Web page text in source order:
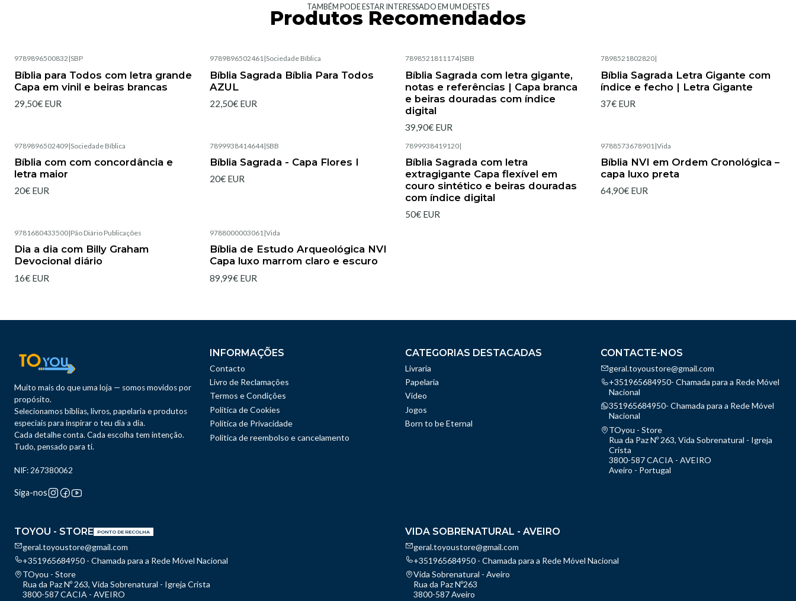
TAMBÉM PODE ESTAR INTERESSADO EM UM DESTES
Produtos Recomendados
9789896500832 |SBP
Bíblia para Todos com letra grande
Capa em vinil e beiras brancas
29,50€ EUR
9789896502461|Sociedade Bíblica
Bíblia Sagrada Bíblia Para Todos
AZUL
22,50€ EUR
7898521811174|SBB
Bíblia Sagrada com letra gigante,
notas e referências | Capa branca
e beiras douradas com índice
digital
39,90€ EUR
7898521802820|
Bíblia Sagrada Letra Gigante com
índice e fecho | Letra Gigante
37€ EUR
9789896502409|Sociedade Bíblica
Bíblia com com concordância e
letra maior
20€ EUR
7899938414644|SBB
Bíblia Sagrada - Capa Flores I
20€ EUR
7899938419120|
Bíblia Sagrada com letra
extragigante Capa flexível em
couro sintético e beiras douradas
com índice digital
50€ EUR
9788573678901 |Vida
Bíblia NVI em Ordem Cronológica –
capa luxo preta
64,90€ EUR
9781680433500|Pão Diário Publicações
Dia a dia com Billy Graham
Devocional diário
16€ EUR
9788000003061|Vida
Bíblia de Estudo Arqueológica NVI
Capa luxo marrom claro e escuro
89,99€ EUR
Muito mais do que uma loja — somos movidos por
propósito.
Selecionamos bíblias, livros, papelaria e produtos
especiais para inspirar o teu dia a dia.
Cada detalhe conta. Cada escolha tem intenção.
Tudo, pensado para ti.
NIF: 267380062
Siga-nos
INFORMAÇÕES
Contacto
Livro de Reclamações
Termos e Condições
Política de Cookies
Política de Privacidade
Politica de reembolso e cancelamento
CATEGORIAS DESTACADAS
Livraria
Papelaria
Vídeo
Jogos
Born to be Eternal
CONTACTE-NOS
geral.toyoustore@gmail.com
+351965684950- Chamada para a Rede Móvel
Nacional
351965684950- Chamada para a Rede Móvel
Nacional
TOyou - Store
Rua da Paz Nº 263, Vida Sobrenatural - Igreja
Crista
3800-587 CACIA - AVEIRO
Aveiro - Portugal
TOYOU - STORE PONTO DE RECOLHA
geral.toyoustore@gmail.com
+351965684950 - Chamada para a Rede Móvel Nacional
TOyou - Store
Rua da Paz Nº 263, Vida Sobrenatural - Igreja Crista
3800-587 CACIA - AVEIRO
VIDA SOBRENATURAL - AVEIRO
geral.toyoustore@gmail.com
+351965684950 - Chamada para a Rede Móvel Nacional
Vida Sobrenatural - Aveiro
Rua da Paz Nº263
3800-587 Aveiro